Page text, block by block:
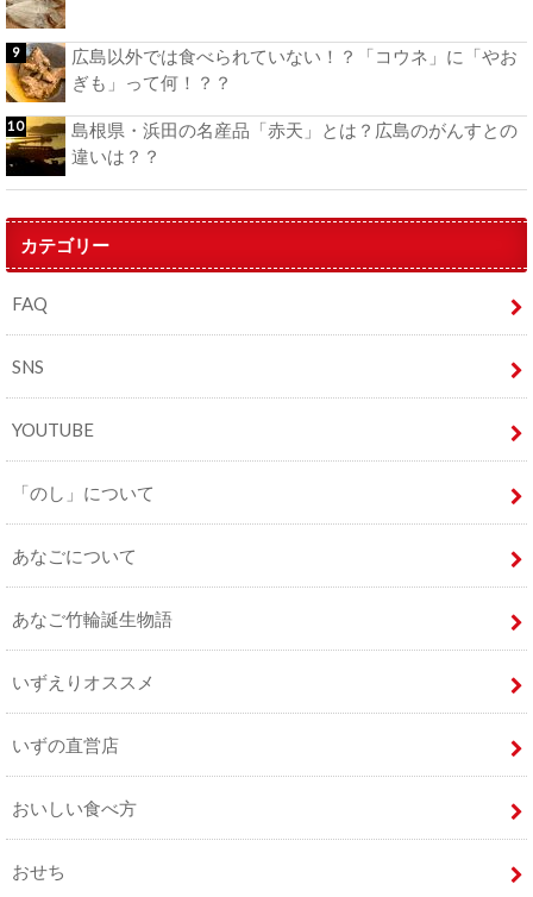
広島以外では食べられていない！？「コウネ」に「やお
ぎも」って何！？？
島根県・浜田の名産品「赤天」とは？広島のがんすとの
違いは？？
カテゴリー
FAQ
SNS
YOUTUBE
「のし」について
あなごについて
あなご竹輪誕生物語
いずえりオススメ
いずの直営店
おいしい食べ方
おせち